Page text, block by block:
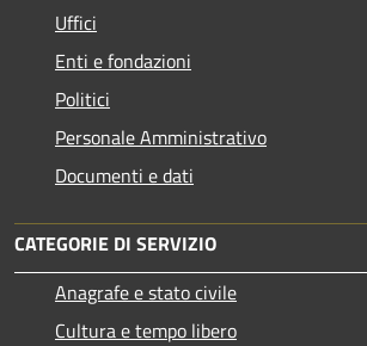
Uffici
Enti e fondazioni
Politici
Personale Amministrativo
Documenti e dati
CATEGORIE DI SERVIZIO
Anagrafe e stato civile
Cultura e tempo libero